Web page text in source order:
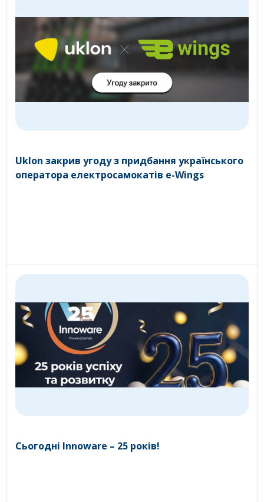
Uklon закрив угоду з придбання українського
оператора електросамокатів e-Wings
Сьогодні Innoware – 25 років!